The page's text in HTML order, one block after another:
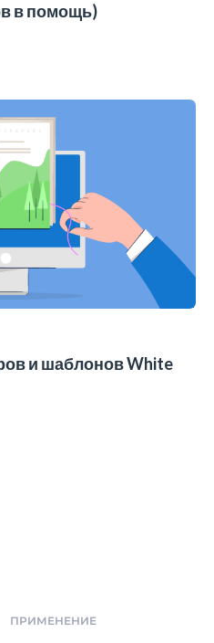
в помощь)
и шаблонов White
ПРИМЕНЕНИЕ